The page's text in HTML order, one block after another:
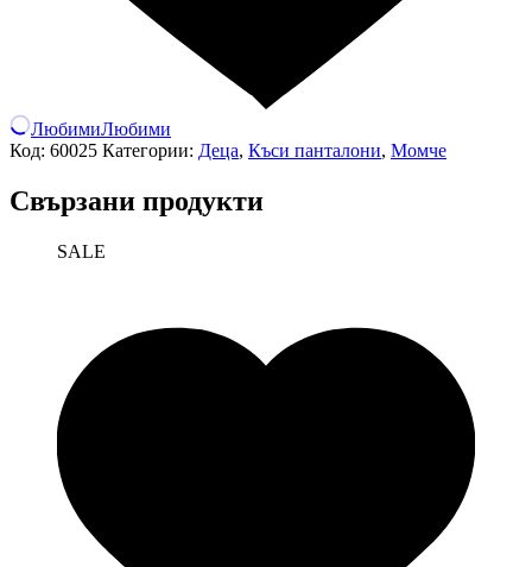
ЛюбимиЛюбими
Код: 60025 Категории: Деца, Къси панталони, Момче
Свързани продукти
SALE